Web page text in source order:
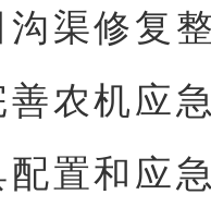
渠修复
农机应
置和应